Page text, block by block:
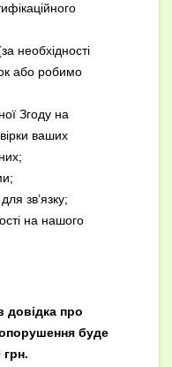
необхідності
або робимо
Згоду на
ваших
зв’язку;
на нашого
довідка про
буде